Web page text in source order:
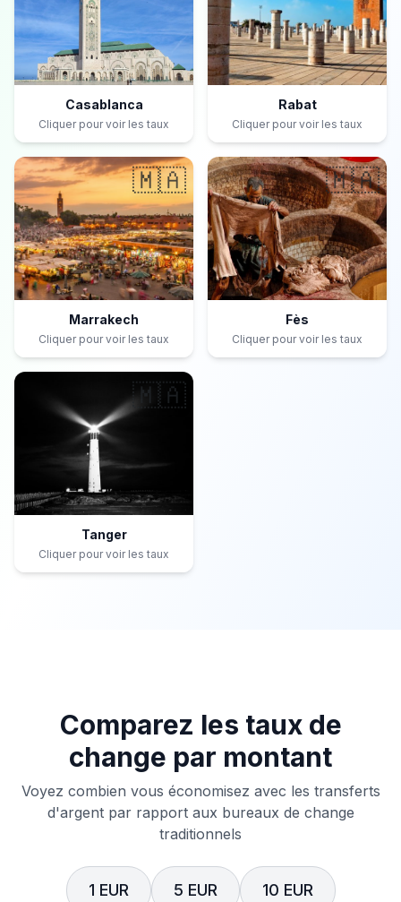
Casablanca
Cliquer pour voir les taux
Rabat
Cliquer pour voir les taux
🇲🇦
Marrakech
Cliquer pour voir les taux
🇲🇦
Fès
Cliquer pour voir les taux
🇲🇦
Tanger
Cliquer pour voir les taux
Comparez les taux de
change par montant
Voyez combien vous économisez avec les transferts
d'argent par rapport aux bureaux de change
traditionnels
1 EUR 5 EUR 10 EUR